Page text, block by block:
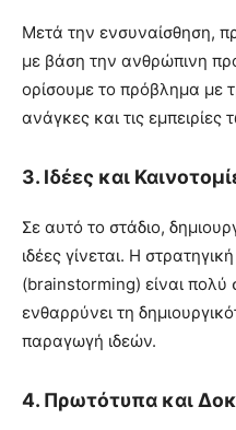
Μετά την ενσυναίσθηση,
με βάση την ανθρώπινη
ορίσουμε το πρόβλημα με
ανάγκες και τις
3. Ιδέες και
Σε αυτό το στάδιο,
ιδέες γίνεται. Η
(brainstorming) είναι
ενθαρρύνει τη
παραγωγή ιδεών.
4. Πρωτότυπα και